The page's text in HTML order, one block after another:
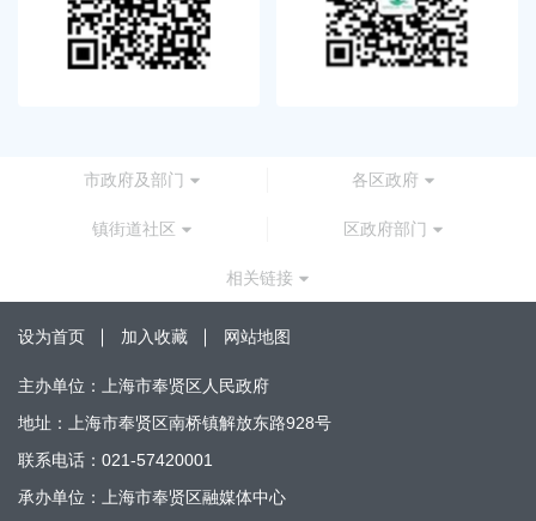
市政府及部门 各区政府
镇街道社区 区政府部门
相关链接
设为首页 加入收藏 网站地图
主办单位：上海市奉贤区人民政府
地址：上海市奉贤区南桥镇解放东路928号
联系电话：021-57420001
承办单位：上海市奉贤区融媒体中心